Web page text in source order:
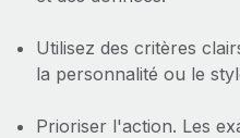
Utilisez des critères
la personnalité ou le
Prioriser l'action. Les